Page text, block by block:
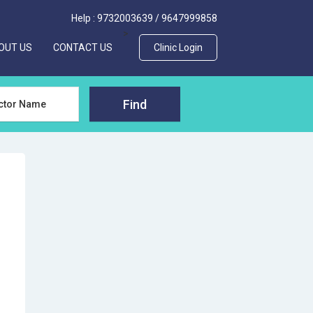
Help : 9732003639 /9647999858
US CONTACT US
>
Clinic Login
Find